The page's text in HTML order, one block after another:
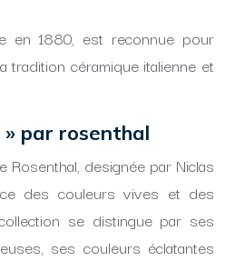
en 1880, est reconnue pour
tradition céramique italienne et
» par rosenthal
designée par Niclas
des couleurs vives et des
se distingue par ses
ses couleurs éclatantes